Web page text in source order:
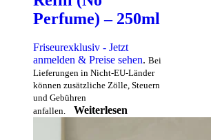
Perfume) – 250ml
Friseurexklusiv - Jetzt
anmelden & Preise sehen. Bei
Lieferungen in Nicht-EU-Länder
können zusätzliche Zölle, Steuern
und Gebühren
anfallen.
Weiterlesen